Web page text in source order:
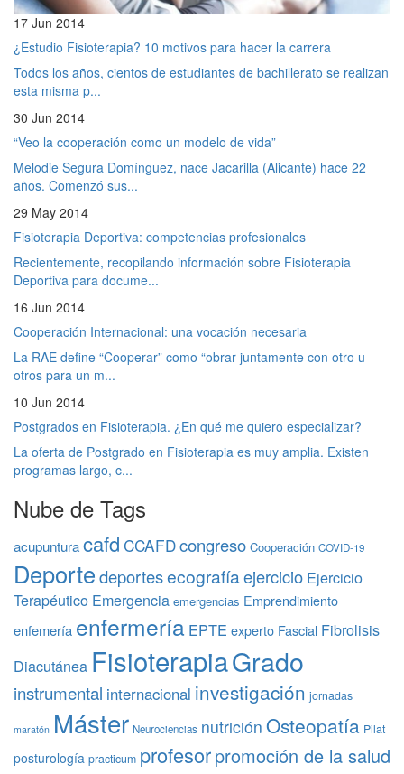
17 Jun 2014
¿Estudio Fisioterapia? 10 motivos para hacer la carrera
Todos los años, cientos de estudiantes de bachillerato se realizan
esta misma p...
30 Jun 2014
“Veo la cooperación como un modelo de vida”
Melodie Segura Domínguez, nace Jacarilla (Alicante) hace 22
años. Comenzó sus...
29 May 2014
Fisioterapia Deportiva: competencias profesionales
Recientemente, recopilando información sobre Fisioterapia
Deportiva para docume...
16 Jun 2014
Cooperación Internacional: una vocación necesaria
La RAE define “Cooperar” como “obrar juntamente con otro u
otros para un m...
10 Jun 2014
Postgrados en Fisioterapia. ¿En qué me quiero especializar?
La oferta de Postgrado en Fisioterapia es muy amplia. Existen
programas largo, c...
Nube de Tags
acupunturacafd CCAFDcongreso Cooperación COVID-19
Deportedeportesecografíaejercicio Ejercicio
Terapéutico Emergencia emergencias Emprendimiento
enfemería enfermería EPTE experto Fascial Fibrolisis
Diacutánea FisioterapiaGrado
instrumental internacional investigación jornadas
maratón Máster Neurociencias nutrición Osteopatía Pilat
posturología practicum profesorpromoción de la salud